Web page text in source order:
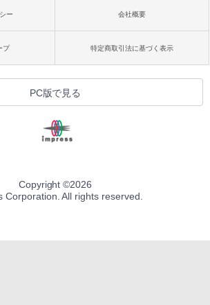
ー 会社概要
プ 特定商取引法に基づく表示
PC版で見る
Copyright ©2026
Corporation. All rights reserved.